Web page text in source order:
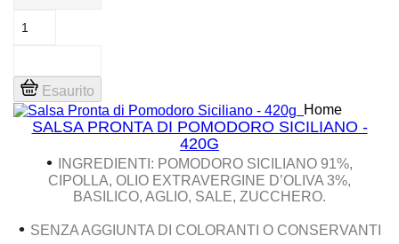
Esaurito
Home
SALSA PRONTA DI POMODORO SICILIANO -
420G
•
INGREDIENTI: POMODORO SICILIANO 91%,
CIPOLLA, OLIO EXTRAVERGINE D’OLIVA 3%,
BASILICO, AGLIO, SALE, ZUCCHERO.
• SENZA AGGIUNTA DI COLORANTI O CONSERVANTI